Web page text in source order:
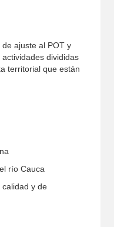
ajuste al POT y
divididas
territorial que están
río Cauca
y de